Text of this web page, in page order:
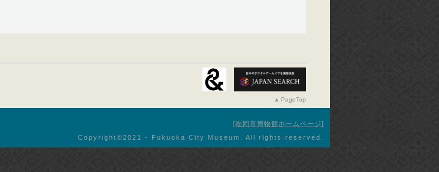
PageTop
福岡市博物館ホームページ
Copyright©︎2021 - Fukuoka City Museum. All rights reserved.